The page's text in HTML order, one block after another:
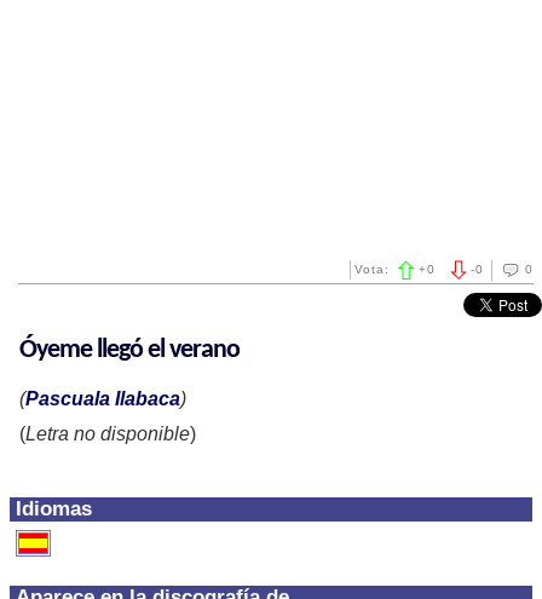
0
-0
Vota: +0
Idiomas
Óyeme llegó el verano
(Pascuala Ilabaca)
(Letra no disponible)